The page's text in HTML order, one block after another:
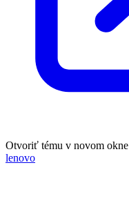
Otvoriť tému v novom okne
lenovo